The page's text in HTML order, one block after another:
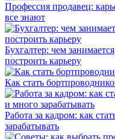
Профессия продавец:
все знают
Бухгалтер: чем
построить карьеру
Как стать
Работа за кадром: как
зарабатывать